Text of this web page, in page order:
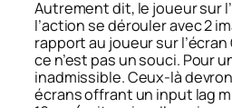
Autrement dit, le joueur sur
l’action se dérouler avec 2
rapport au joueur sur l’écran
ce n’est pas un souci. Pour
inadmissible. Ceux-là
écrans offrant un input lag